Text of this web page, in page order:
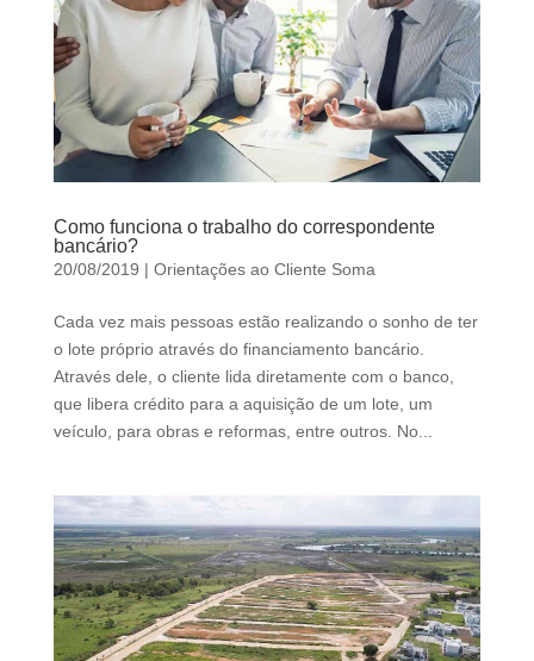
Como funciona o trabalho do correspondente
bancário?
20/08/2019 | Orientações ao Cliente Soma
Cada vez mais pessoas estão realizando o sonho de ter
o lote próprio através do financiamento bancário.
Através dele, o cliente lida diretamente com o banco,
que libera crédito para a aquisição de um lote, um
veículo, para obras e reformas, entre outros. No...